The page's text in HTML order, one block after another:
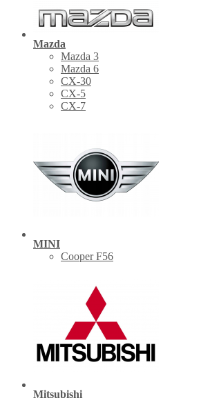
Mazda
Mazda 3
Mazda 6
CX-30
СХ-5
CX-7
MINI
Cooper F56
Mitsubishi